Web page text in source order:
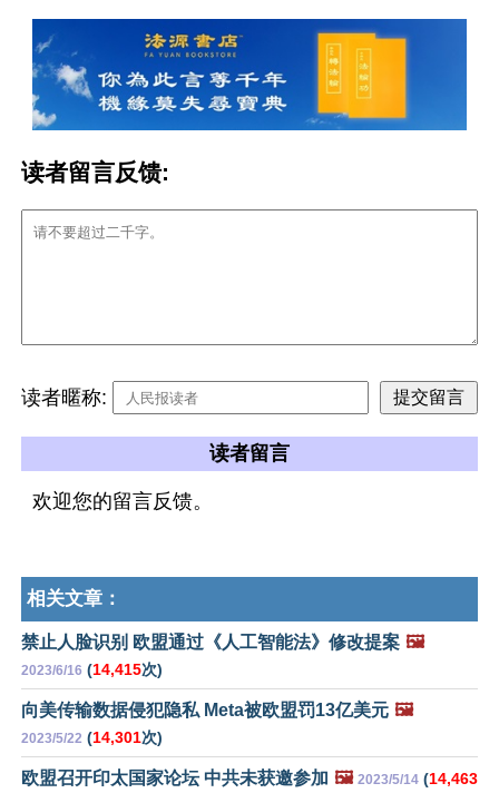
读者留言反馈:
读者暱称:
读者留言
欢迎您的留言反馈。
相关文章：
禁止人脸识别 欧盟通过《人工智能法》修改提案 🖼️
2023/6/16 (14,415次)
向美传输数据侵犯隐私 Meta被欧盟罚13亿美元 🖼️
2023/5/22 (14,301次)
欧盟召开印太国家论坛 中共未获邀参加 🖼️ 2023/5/14 (14,463